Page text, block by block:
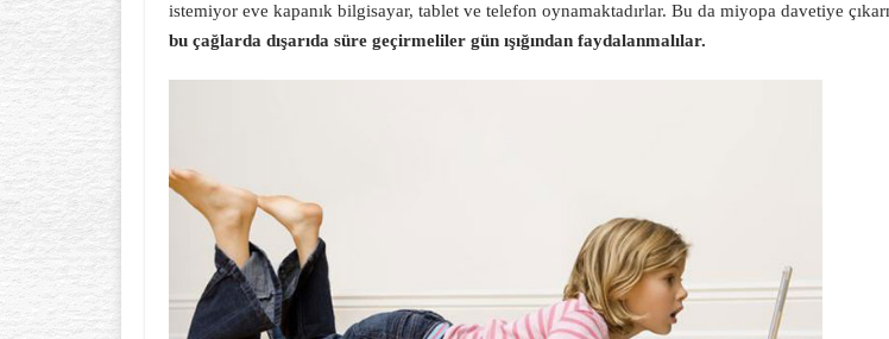
istemiyor eve kapanık bilgisayar, tablet ve telefon oynamaktadırlar. Bu da miyopa davetiye
bu çağlarda dışarıda süre geçirmeliler gün ışığından faydalanmalılar.